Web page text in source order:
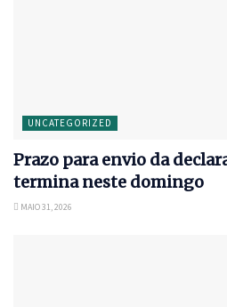
UNCATEGORIZED
Prazo para envio da
termina neste domingo
MAIO 31, 2026